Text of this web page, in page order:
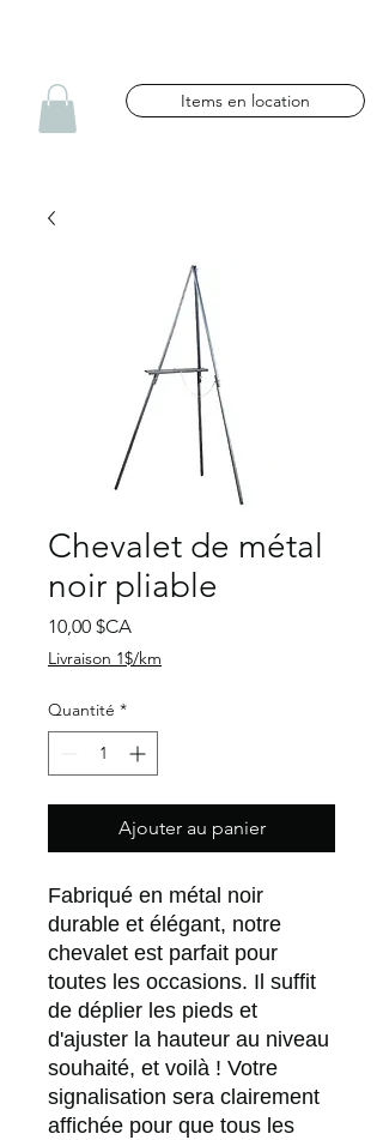
Items en location
Chevalet de métal
noir pliable
10,00 $CA
Livraison 1$/km
Quantité *
Ajouter au panier
Fabriqué en métal noir
durable et élégant, notre
chevalet est parfait pour
toutes les occasions. Il suffit
de déplier les pieds et
d'ajuster la hauteur au niveau
souhaité, et voilà ! Votre
signalisation sera clairement
affichée pour que tous les